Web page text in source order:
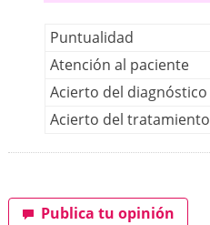
Puntualidad
Atención al paciente
Acierto del diagnóstico
Acierto del tratamiento
Publica tu opinión